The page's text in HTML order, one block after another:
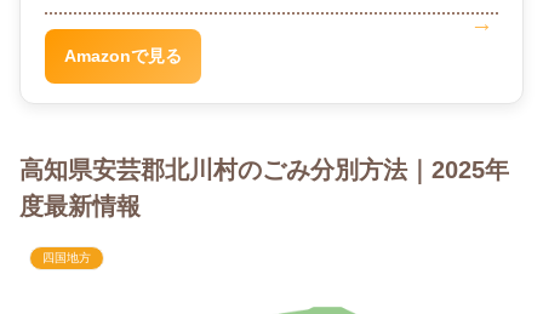
Amazonで見る
高知県安芸郡北川村のごみ分別方法｜2025年
度最新情報
四国地方